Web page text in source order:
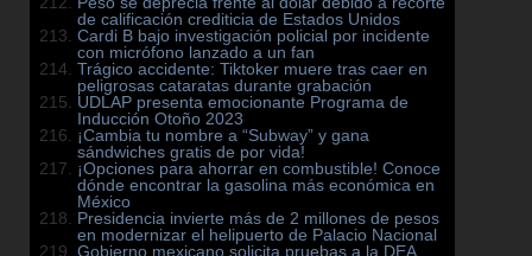
de calificación crediticia de Estados Unidos
Cardi B bajo investigación policial por incidente
con micrófono lanzado a un fan
Trágico accidente: Tiktoker muere tras caer en
peligrosas cataratas durante grabación
UDLAP presenta emocionante Programa de
Inducción Otoño 2023
¡Cambia tu nombre a “Subway” y gana
sándwiches gratis de por vida!
¡Opciones para ahorrar en combustible! Conoce
dónde encontrar la gasolina más económica en
México
Presidencia invierte más de 2 millones de pesos
en modernizar el helipuerto de Palacio Nacional
Gobierno mexicano solicita pruebas a la DEA